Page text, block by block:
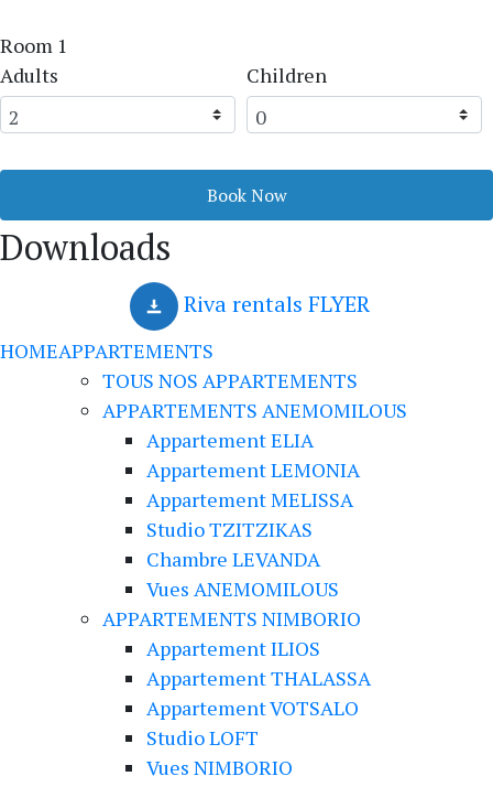
Room 1
Adults
Children
Book Now
Downloads
Riva rentals FLYER
HOMEAPPARTEMENTS
TOUS NOS APPARTEMENTS
APPARTEMENTS ANEMOMILOUS
Appartement ELIA
Appartement LEMONIA
Appartement MELISSA
Studio TZITZIKAS
Chambre LEVANDA
Vues ANEMOMILOUS
APPARTEMENTS NIMBORIO
Appartement ILIOS
Appartement THALASSA
Appartement VOTSALO
Studio LOFT
Vues NIMBORIO